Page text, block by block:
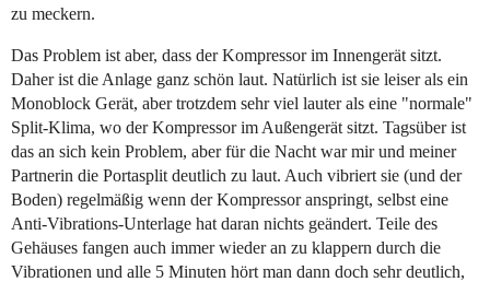
zu meckern.
Das Problem ist aber, dass der Kompressor im Innengerät sitzt.
Daher ist die Anlage ganz schön laut. Natürlich ist sie leiser als ein
Monoblock Gerät, aber trotzdem sehr viel lauter als eine "normale"
Split-Klima, wo der Kompressor im Außengerät sitzt. Tagsüber ist
das an sich kein Problem, aber für die Nacht war mir und meiner
Partnerin die Portasplit deutlich zu laut. Auch vibriert sie (und der
Boden) regelmäßig wenn der Kompressor anspringt, selbst eine
Anti-Vibrations-Unterlage hat daran nichts geändert. Teile des
Gehäuses fangen auch immer wieder an zu klappern durch die
Vibrationen und alle 5 Minuten hört man dann doch sehr deutlich,